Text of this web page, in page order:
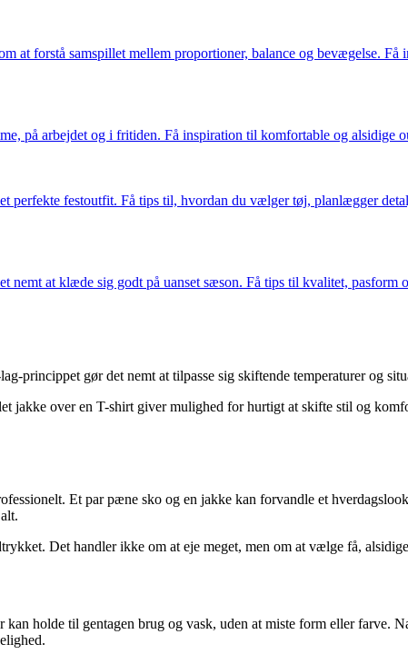
at forstå samspillet mellem proportioner, balance og bevægelse.
på arbejdet og i fritiden. Få inspiration til komfortable og
perfekte festoutfit. Få tips til, hvordan du vælger tøj, planlægger
nemt at klæde sig godt på uanset sæson. Få tips til kvalitet, pasform
princippet gør det nemt at tilpasse sig skiftende temperaturer og
jakke over en T-shirt giver mulighed for hurtigt at skifte stil og
Et par pæne sko og en jakke kan forvandle et
Det handler ikke om at eje meget, men om at vælge få,
holde til gentagen brug og vask, uden at miste form eller farve.